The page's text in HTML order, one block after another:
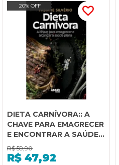
20% OFF
DIETA CARNÍVORA:: A
CHAVE PARA EMAGRECER
E ENCONTRAR A SAÚDE
PLENA
R$ 59,90
R$ 47,92